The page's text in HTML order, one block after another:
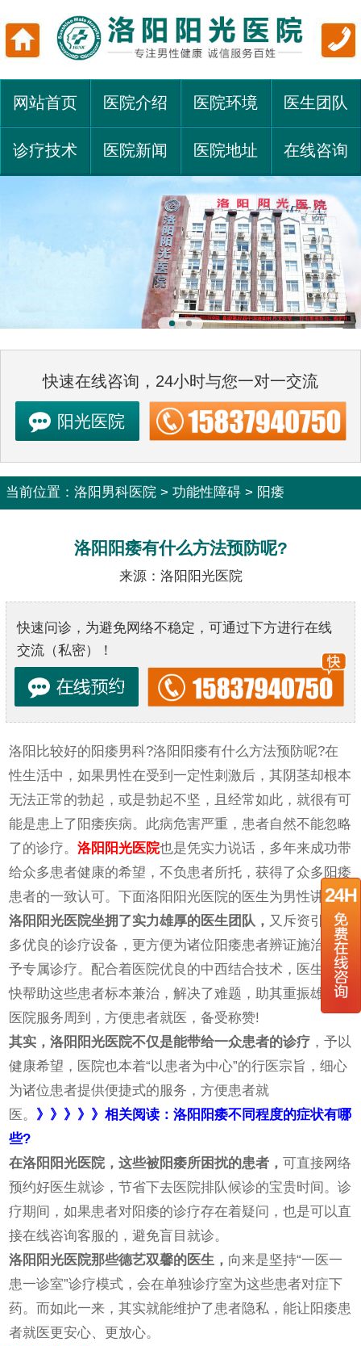
网站首页 医院介绍 医院环境 医生团队
诊疗技术 医院新闻 医院地址 在线咨询
快速在线咨询，24小时与您一对一交流
阳光医院
当前位置： 洛阳男科医院 > 功能性障碍 > 阳痿
洛阳阳痿有什么方法预防呢?
来源：洛阳阳光医院
快速问诊，为避免网络不稳定，可通过下方进行在线
交流（私密）！
洛阳比较好的阳痿男科?洛阳阳痿有什么方法预防呢?在
性生活中，如果男性在受到一定性刺激后，其阴茎却根本
无法正常的勃起，或是勃起不坚，且经常如此，就很有可
能是患上了阳痿疾病。此病危害严重，患者自然不能忽略
了的诊疗。洛阳阳光医院也是凭实力说话，多年来成功带
给众多患者健康的希望，不负患者所托，获得了众多阳痿
患者的一致认可。下面洛阳阳光医院的医生为男性讲解：
洛阳阳光医院坐拥了实力雄厚的医生团队， 又斥资引进众
多优良的诊疗设备，更方便为诸位阳痿患者辨证施治，给
予专属诊疗。配合着医院优良的中西结合技术，医生能很
快帮助这些患者标本兼治，解决了难题，助其重振雄风。
医院服务周到，方便患者就医，备受称赞!
其实，洛阳阳光医院不仅是能带给一众患者的诊疗 ，予以
健康希望，医院也本着“以患者为中心”的行医宗旨，细心
为诸位患者提供便捷式的服务，方便患者就
医。 》》》》》相关阅读：洛阳阳痿不同程度的症状有哪
些?
在洛阳阳光医院，这些被阳痿所困扰的患者，可直接网络
预约好医生就诊，节省下去医院排队候诊的宝贵时间。诊
疗期间，如果患者对阳痿的诊疗存在着疑问，也是可以直
接在线咨询客服的，避免盲目就诊。
洛阳阳光医院那些德艺双馨的医生， 向来是坚持“一医一
患一诊室”诊疗模式，会在单独诊疗室为这些患者对症下
药。而如此一来，其实就能维护了患者隐私，能让阳痿患
者就医更安心、更放心。